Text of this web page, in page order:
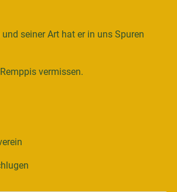
seiner Art hat er in uns Spuren
vermissen.